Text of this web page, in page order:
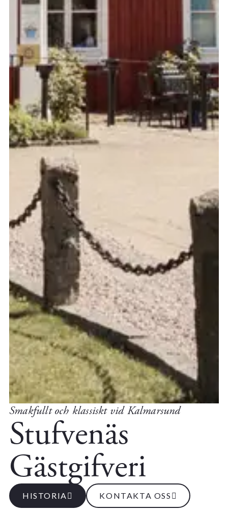
Smakfullt och klassiskt vid Kalmarsund
Stufvenäs
Gästgifveri
HISTORIA KONTAKTA OSS